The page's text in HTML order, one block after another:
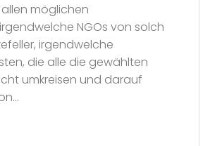
möglichen
NGOs von solch
irgendwelche
die alle die gewählten
umkreisen und darauf